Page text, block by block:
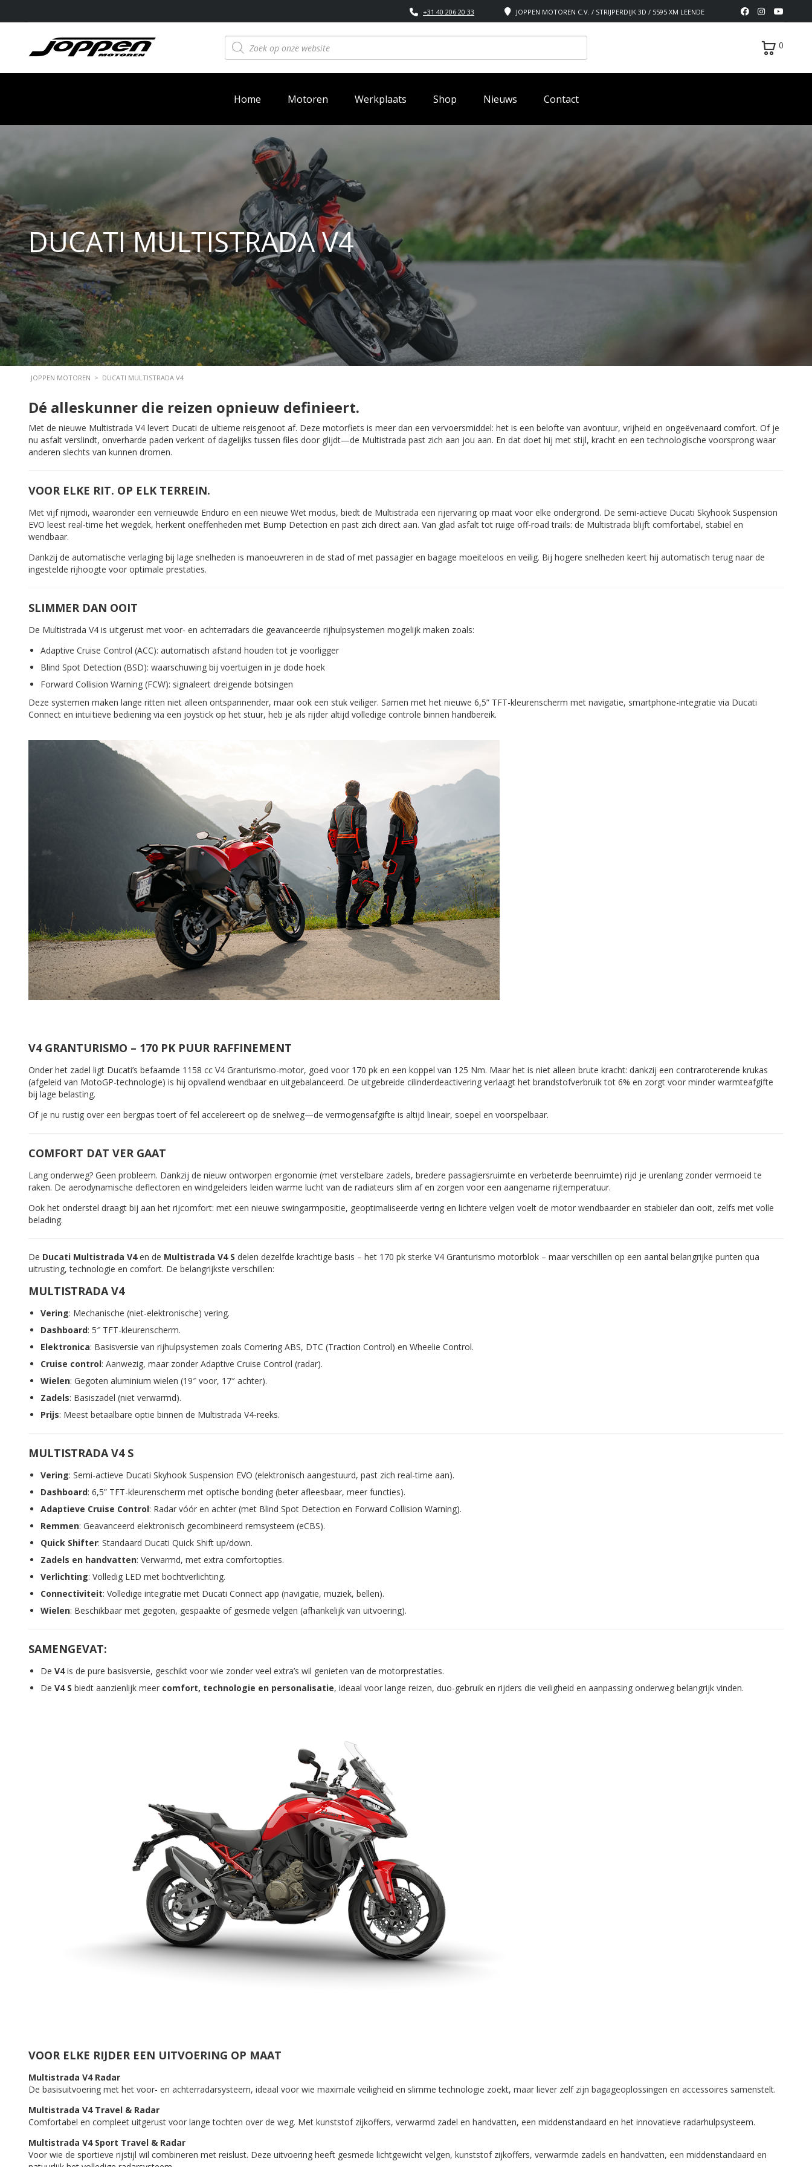
JOPPEN MOTOREN C.V. / STRIJPERDIJK 3D / 5595 XM LEENDE
+31 40 206 20 33
Producten
zoeken 0
Home Motoren Werkplaats Shop Nieuws Contact
DUCATI MULTISTRADA V4
JOPPEN MOTOREN > DUCATI MULTISTRADA V4
Dé alleskunner die reizen opnieuw definieert.
Met de nieuwe Multistrada V4 levert Ducati de ultieme reisgenoot af. Deze motorfiets is meer dan een vervoersmiddel: het is een belofte van avontuur, vrijheid en ongeëvenaard comfort. Of je
nu asfalt verslindt, onverharde paden verkent of dagelijks tussen files door glijdt—de Multistrada past zich aan jou aan. En dat doet hij met stijl, kracht en een technologische voorsprong waar
anderen slechts van kunnen dromen.
VOOR ELKE RIT. OP ELK TERREIN.
Met vijf rijmodi, waaronder een vernieuwde Enduro en een nieuwe Wet modus, biedt de Multistrada een rijervaring op maat voor elke ondergrond. De semi-actieve Ducati Skyhook Suspension
EVO leest real-time het wegdek, herkent oneffenheden met Bump Detection en past zich direct aan. Van glad asfalt tot ruige off-road trails: de Multistrada blijft comfortabel, stabiel en
wendbaar.
Dankzij de automatische verlaging bij lage snelheden is manoeuvreren in de stad of met passagier en bagage moeiteloos en veilig. Bij hogere snelheden keert hij automatisch terug naar de
ingestelde rijhoogte voor optimale prestaties.
SLIMMER DAN OOIT
De Multistrada V4 is uitgerust met voor- en achterradars die geavanceerde rijhulpsystemen mogelijk maken zoals:
Adaptive Cruise Control (ACC): automatisch afstand houden tot je voorligger
Blind Spot Detection (BSD): waarschuwing bij voertuigen in je dode hoek
Forward Collision Warning (FCW): signaleert dreigende botsingen
Deze systemen maken lange ritten niet alleen ontspannender, maar ook een stuk veiliger. Samen met het nieuwe 6,5” TFT-kleurenscherm met navigatie, smartphone-integratie via Ducati
Connect en intuïtieve bediening via een joystick op het stuur, heb je als rijder altijd volledige controle binnen handbereik.
V4 GRANTURISMO – 170 PK PUUR RAFFINEMENT
Onder het zadel ligt Ducati’s befaamde 1158 cc V4 Granturismo-motor, goed voor 170 pk en een koppel van 125 Nm. Maar het is niet alleen brute kracht: dankzij een contraroterende krukas
(afgeleid van MotoGP-technologie) is hij opvallend wendbaar en uitgebalanceerd. De uitgebreide cilinderdeactivering verlaagt het brandstofverbruik tot 6% en zorgt voor minder warmteafgifte
bij lage belasting.
Of je nu rustig over een bergpas toert of fel accelereert op de snelweg—de vermogensafgifte is altijd lineair, soepel en voorspelbaar.
COMFORT DAT VER GAAT
Lang onderweg? Geen probleem. Dankzij de nieuw ontworpen ergonomie (met verstelbare zadels, bredere passagiersruimte en verbeterde beenruimte) rijd je urenlang zonder vermoeid te
raken. De aerodynamische deflectoren en windgeleiders leiden warme lucht van de radiateurs slim af en zorgen voor een aangename rijtemperatuur.
Ook het onderstel draagt bij aan het rijcomfort: met een nieuwe swingarmpositie, geoptimaliseerde vering en lichtere velgen voelt de motor wendbaarder en stabieler dan ooit, zelfs met volle
belading.
De Ducati Multistrada V4en de Multistrada V4 S delen dezelfde krachtige basis – het 170 pk sterke V4 Granturismo motorblok – maar verschillen op een aantal belangrijke punten qua
uitrusting, technologie en comfort. De belangrijkste verschillen:
MULTISTRADA V4
Vering: Mechanische (niet-elektronische) vering.
Dashboard: 5″ TFT-kleurenscherm.
Elektronica: Basisversie van rijhulpsystemen zoals Cornering ABS, DTC (Traction Control) en Wheelie Control.
Cruise control: Aanwezig, maar zonder Adaptive Cruise Control (radar).
Wielen: Gegoten aluminium wielen (19″ voor, 17″ achter).
Zadels: Basiszadel (niet verwarmd).
Prijs: Meest betaalbare optie binnen de Multistrada V4-reeks.
MULTISTRADA V4 S
Vering: Semi-actieve Ducati Skyhook Suspension EVO (elektronisch aangestuurd, past zich real-time aan).
Dashboard: 6,5” TFT-kleurenscherm met optische bonding (beter afleesbaar, meer functies).
Adaptieve Cruise Control: Radar vóór en achter (met Blind Spot Detection en Forward Collision Warning).
Remmen: Geavanceerd elektronisch gecombineerd remsysteem (eCBS).
Quick Shifter: Standaard Ducati Quick Shift up/down.
Zadels en handvatten: Verwarmd, met extra comfortopties.
Verlichting: Volledig LED met bochtverlichting.
Connectiviteit: Volledige integratie met Ducati Connect app (navigatie, muziek, bellen).
Wielen: Beschikbaar met gegoten, gespaakte of gesmede velgen (afhankelijk van uitvoering).
SAMENGEVAT:
De V4is de pure basisversie, geschikt voor wie zonder veel extra’s wil genieten van de motorprestaties.
De V4 S biedt aanzienlijk meer comfort, technologie en personalisatie, ideaal voor lange reizen, duo-gebruik en rijders die veiligheid en aanpassing onderweg belangrijk vinden.
VOOR ELKE RIJDER EEN UITVOERING OP MAAT
Multistrada V4 Radar
De basisuitvoering met het voor- en achterradarsysteem, ideaal voor wie maximale veiligheid en slimme technologie zoekt, maar liever zelf zijn bagageoplossingen en accessoires samenstelt.
Multistrada V4 Travel & Radar
Comfortabel en compleet uitgerust voor lange tochten over de weg. Met kunststof zijkoffers, verwarmd zadel en handvatten, een middenstandaard en het innovatieve radarhulpsysteem.
Multistrada V4 Sport Travel & Radar
Voor wie de sportieve rijstijl wil combineren met reislust. Deze uitvoering heeft gesmede lichtgewicht velgen, kunststof zijkoffers, verwarmde zadels en handvatten, een middenstandaard en